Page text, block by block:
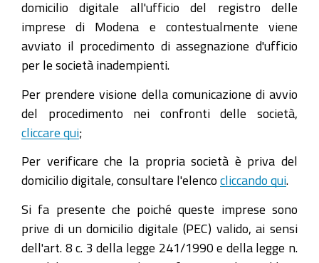
domicilio digitale all'ufficio del registro delle
imprese di Modena e contestualmente viene
avviato il procedimento di assegnazione d'ufficio
per le società inadempienti.
Per prendere visione della comunicazione di avvio
del procedimento nei confronti delle società,
cliccare qui;
Per verificare che la propria società è priva del
domicilio digitale, consultare l'elenco cliccando qui
Si fa presente che poiché queste imprese sono
prive di un domicilio digitale (PEC) valido, ai sensi
dell'art. 8 c. 3 della legge 241/1990 e della legge n.